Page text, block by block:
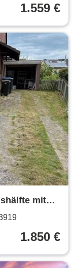
1.559 €
mit
1.850 €